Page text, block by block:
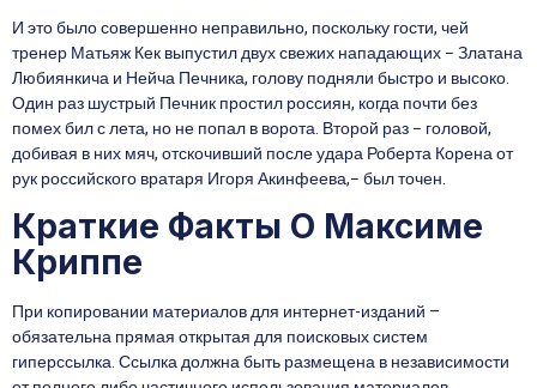
И это было совершенно неправильно, поскольку гости, чей
тренер Матьяж Кек выпустил двух свежих нападающих − Златана
Любиянкича и Нейча Печника, голову подняли быстро и высоко.
Один раз шустрый Печник простил россиян, когда почти без
помех бил с лета, но не попал в ворота. Второй раз − головой,
добивая в них мяч, отскочивший после удара Роберта Корена от
рук российского вратаря Игоря Акинфеева,− был точен.
Краткие Факты О Максиме
Криппе
При копировании материалов для интернет-изданий –
обязательна прямая открытая для поисковых систем
гиперссылка. Ссылка должна быть размещена в независимости